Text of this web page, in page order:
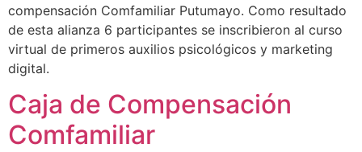
compensación Comfamiliar Putumayo. Como resultado
de esta alianza 6 participantes se inscribieron al curso
virtual de primeros auxilios psicológicos y marketing
digital.
Caja de Compensación
Comfamiliar